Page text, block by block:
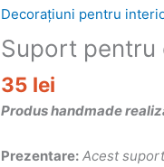
Decorațiuni pentru
Suport pentru
35 lei
Produs handmade
Prezentare: Acest